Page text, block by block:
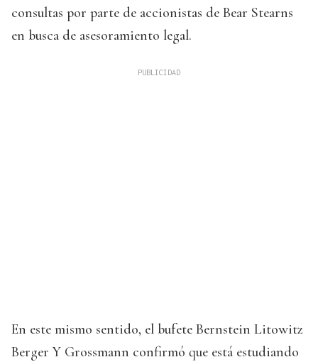
consultas por parte de accionistas de Bear Stearns
en busca de asesoramiento legal.
En este mismo sentido, el bufete Bernstein Litowitz
Berger Y Grossmann confirmó que está estudiando